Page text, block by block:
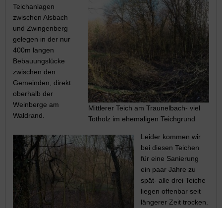
Mittlerer Teich am Traunelbach- viel
Totholz im ehemaligen Teichgrund
Teichanlagen
zwischen Alsbach
und Zwingenberg
gelegen in der nur
400m langen
Bebauungslücke
zwischen den
Gemeinden, direkt
oberhalb der
Weinberge am
Waldrand.
Leider kommen wir
bei diesen Teichen
für eine Sanierung
ein paar Jahre zu
spät- alle drei Teiche
liegen offenbar seit
längerer Zeit trocken.